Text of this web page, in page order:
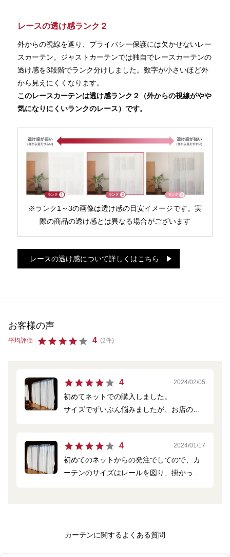
レースの透け感ランク２
外からの視線を遮り、プライバシー保護には欠かせないレー
スカーテン。ジャストカーテンでは独自でレースカーテンの
透け感を3段階でランク分けしました。数字が小さいほど外
から見えにくくなります。
このレースカーテンは透け感ランク２（外からの視線がやや
気になりにくいランクのレース）です。
※ランク1～3の画像は透け感の目安イメージです。実
際の商品の透け感とは異なる場合がございます
レースの透け感について詳しくはこちら
お客様の声
平均評価 4 (2件)
4 2024/02/05
初めてネットでの購入しました。
サイズでずいぶん悩みましたが、お店の指
た。見本は必ず取り寄せたほうがいいと思
います。
4 2024/01/17
初めてのネットからの発注でしてので、カ
ーテンのサイズはレールを図り、掛かって
が、中からはうっすら外が見え、外からは
カーテンに関するよくある質問